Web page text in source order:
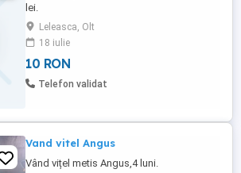
lei.
Leleasca, Olt
18 iulie
10 RON
Telefon validat
Vand vitel Angus
Vând vițel metis Angus,4 luni.